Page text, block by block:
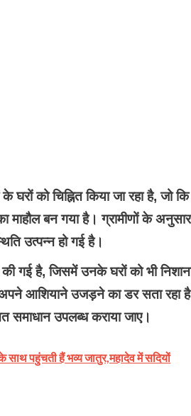
को चिह्नित किया जा रहा है, जो कि
माहौल बन गया है। ग्रामीणों के
उत्पन्न हो गई है।
की गई है, जिसमें उनके घरों को भी
अपने आशियाने उजड़ने का डर सता रहा
समाधान उपलब्ध कराया जाए।
साथ पहुंचती हैं भव्य जातुर,महादेव में सदियों